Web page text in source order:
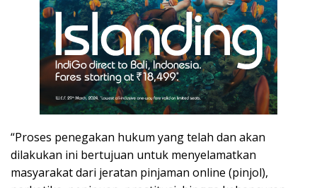
“Proses penegakan hukum yang telah dan akan
dilakukan ini bertujuan untuk menyelamatkan
masyarakat dari jeratan pinjaman online (pinjol),